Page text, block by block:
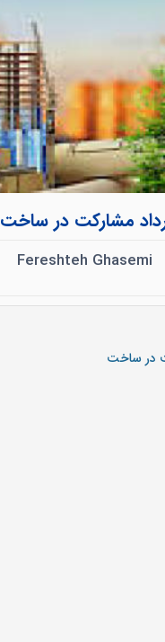
مشارکت در ساخت
Fereshteh Ghasemi
در ساخت